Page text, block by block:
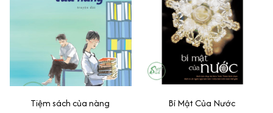
Tiệm sách của nàng
Bí Mật Của Nước